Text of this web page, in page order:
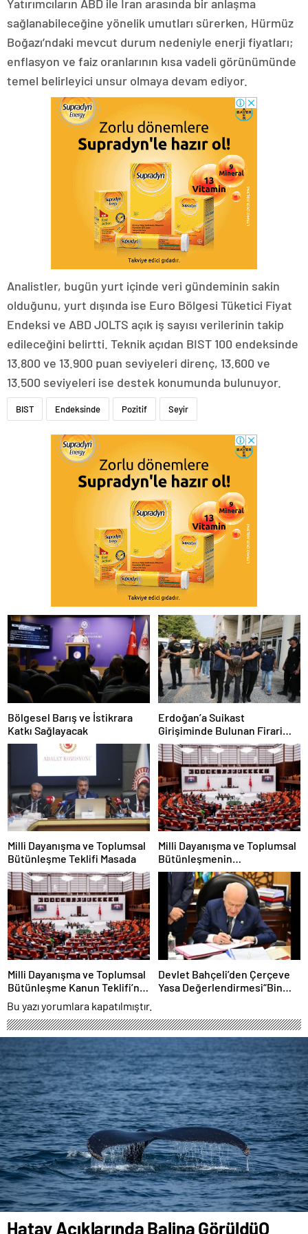
Yatırımcıların ABD ile İran arasında bir anlaşma
sağlanabileceğine yönelik umutları sürerken, Hürmüz
Boğazı’ndaki mevcut durum nedeniyle enerji fiyatları;
enflasyon ve faiz oranlarının kısa vadeli görünümünde
temel belirleyici unsur olmaya devam ediyor.
Analistler, bugün yurt içinde veri gündeminin sakin
olduğunu, yurt dışında ise Euro Bölgesi Tüketici Fiyat
Endeksi ve ABD JOLTS açık iş sayısı verilerinin takip
edileceğini belirtti. Teknik açıdan BIST 100 endeksinde
13.800 ve 13.900 puan seviyeleri direnç, 13.600 ve
13.500 seviyeleri ise destek konumunda bulunuyor.
BIST Endeksinde Pozitif Seyir
Bölgesel Barış ve İstikrara
Katkı Sağlayacak
Erdoğan’a Suikast
Girişiminde Bulunan Firari
FETÖ Üyesi Burkay Karatepe
Tutuklandı
Milli Dayanışma ve Toplumsal
Bütünleşme Teklifi Masada
Milli Dayanışma ve Toplumsal
Bütünleşmenin
Güçlendirilmesine Dair Kanun
Teklifi TBMM’ye Sunuldu
Milli Dayanışma ve Toplumsal
Bütünleşme Kanun Teklifi’nin
Gerekçesi Açıklandı
Devlet Bahçeli’den Çerçeve
Yasa Değerlendirmesi“Bin
Bu yazı yorumlara kapatılmıştır.
Hatay Açıklarında Balina GörüldüO